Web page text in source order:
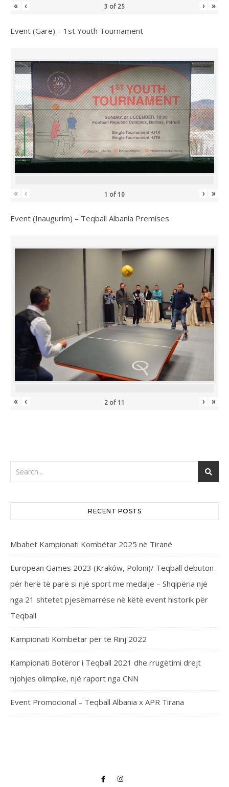
« ‹ 3 of 25 › »
Event (Garë) – 1st Youth Tournament
« ‹ 1 of 10 › »
Event (Inaugurim) – Teqball Albania Premises
« ‹ 2 of 11 › »
RECENT POSTS
Mbahet Kampionati Kombëtar 2025 në Tiranë
European Games 2023 (Kraków, Poloni)/ Teqball debuton
për herë të parë si një sport me medalje – Shqipëria një
nga 21 shtetet pjesëmarrëse në këtë event historik për
Teqball
Kampionati Kombëtar për të Rinj 2022
Kampionati Botëror i Teqball 2021 dhe rrugëtimi drejt
njohjes olimpike, një raport nga CNN
Event Promocional – Teqball Albania x APR Tirana